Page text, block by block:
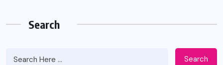
Search
Search